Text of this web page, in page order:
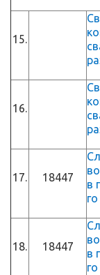
15.
16.
17. 18447
в
18. 18447
в